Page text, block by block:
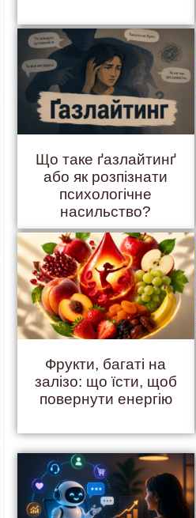
Що таке ґазлайтинґ
або як розпізнати
психологічне
насильство?
Фрукти, багаті на
залізо: що їсти, щоб
повернути енергію